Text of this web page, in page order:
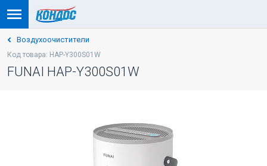
Воздухоочистители
Код товара: HAP-Y300S01W
FUNAI HAP-Y300S01W